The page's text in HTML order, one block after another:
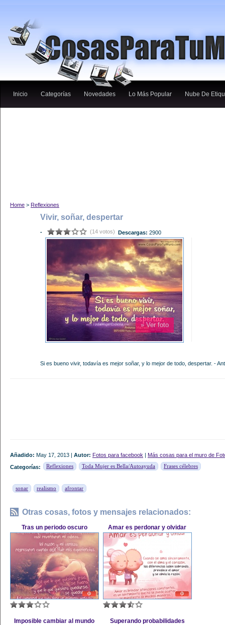
Inicio Categorías Novedades Lo Más Popular Nube De
Home > Reflexiones
Vivir, soñar, despertar
- (14 votos) Descargas: 2900
» Ver foto
Si es bueno vivir, todavía es mejor soñar, y lo mejor de todo, despertar. -
Añadido: May 17, 2013 | Autor: Fotos para facebook | Más cosas para el muro de
Categorías:
Reflexiones Toda Mujer es Bella/Autoayuda Frases célebres
sonar realismo afrontar
Otras cosas, fotos y mensajes relacionados:
Tras un periodo oscuro Amar es perdonar y olvidar
Imposible cambiar al mundo Superando probabilidades